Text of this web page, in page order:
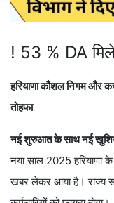
! 53 % DA
हरियाणा कौशल निगम और
तोहफा
नई शुरुआत के साथ नई
नया साल 2025 हरियाणा
खबर लेकर आया है। राज्य